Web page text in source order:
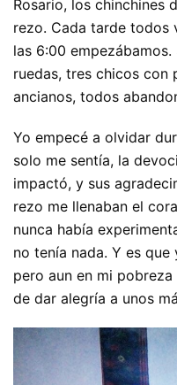
Rosario, los chinchines
rezo. Cada tarde todos
las 6:00
ruedas, tres chicos con
ancianos, todos
Yo empecé a olvidar
solo me sentía, la
impactó, y sus
rezo me llenaban el
nunca había
no tenía nada. Y es
pero aun en mi
de dar alegría a unos